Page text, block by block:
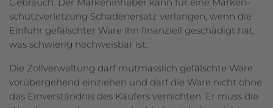
schutzverletzung Schadenersatz verlangen, wenn die
Einfuhr gefälschter Ware ihn finanziell geschädigt hat,
was schwierig nachweisbar ist.
Die Zollverwaltung darf mutmasslich gefälschte Ware
vorübergehend einziehen und darf die Ware nicht ohne
das Einverständnis des Käufers vernichten. Er muss die